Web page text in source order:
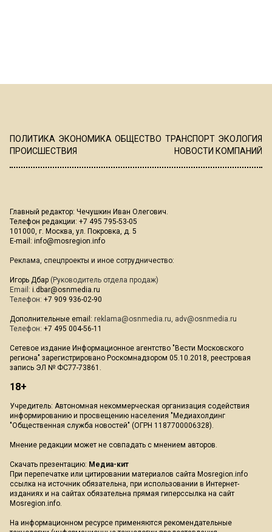
ПОЛИТИКА ЭКОНОМИКА ОБЩЕСТВО ТРАНСПОРТ ЭКОЛОГИЯ
ПРОИСШЕСТВИЯ
НОВОСТИ КОМПАНИЙ
Главный редактор: Чечушкин Иван Олегович.
Телефон редакции: +7 495 795-53-05
101000, г. Москва, ул. Покровка, д. 5
E-mail: info@mosregion.info
Реклама, спецпроекты и иное сотрудничество:
Игорь Дбар (Руководитель отдела продаж)
Email: i.dbar@osnmedia.ru
Телефон: +7 909 936-02-90
Дополнительные email: reklama@osnmedia.ru, adv@osnmedia.ru
Телефон: +7 495 004-56-11
Сетевое издание Информационное агентство "Вести Московского
региона" зарегистрировано Роскомнадзором 05.10.2018, реестровая
запись ЭЛ № ФС77-73861.
18+
Учредитель: Автономная некоммерческая организация содействия
информированию и просвещению населения "Медиахолдинг
"Общественная служба новостей" (ОГРН 1187700006328).
Мнение редакции может не совпадать с мнением авторов.
Скачать презентацию: Медиа-кит
При перепечатке или цитировании материалов сайта Mosregion.info
ссылка на источник обязательна, при использовании в Интернет-
изданиях и на сайтах обязательна прямая гиперссылка на сайт
Mosregion.info.
На информационном ресурсе применяются рекомендательные